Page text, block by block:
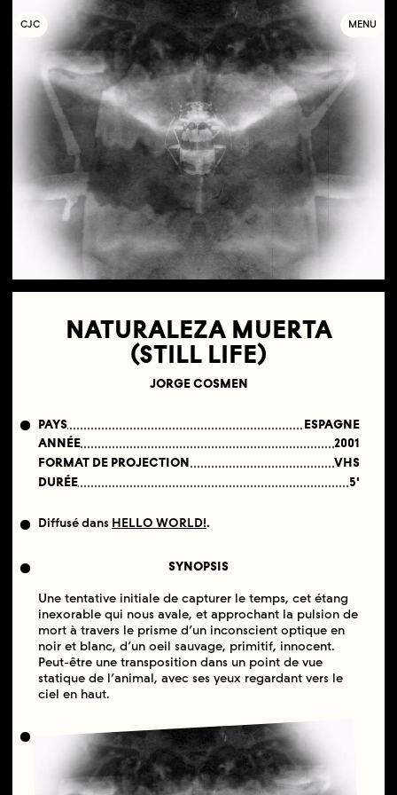
COLLECTIF
JEUNE
C INÉMA MENU
NATURALEZA MUERTA
(STILL LIFE)
JORGE COSMEN
PAYS
ESPAGNE
ANNÉE
2001
FORMAT DE PROJECTION
VHS
DURÉE
5'
Diffusé dans HELLO WORLD!.
SYNOPSIS
Une tentative initiale de capturer le temps, cet étang
inexorable qui nous avale, et approchant la pulsion de
mort à travers le prisme d’un inconscient optique en
noir et blanc, d’un oeil sauvage, primitif, innocent.
Peut-être une transposition dans un point de vue
statique de l’animal, avec ses yeux regardant vers le
ciel en haut.